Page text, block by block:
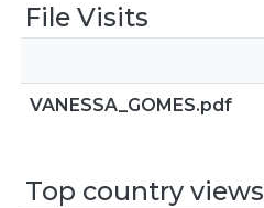
File Visits
VANESSA_GOMES.pdf
Top country views